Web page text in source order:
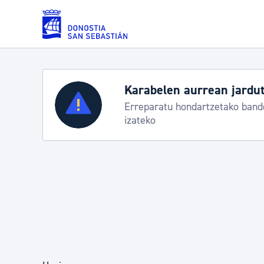
Eduki nagusira joan
Zerbitzuak
Errolda eta gai pertsonalak
Aste Nagusia
Abuztuak 8-15